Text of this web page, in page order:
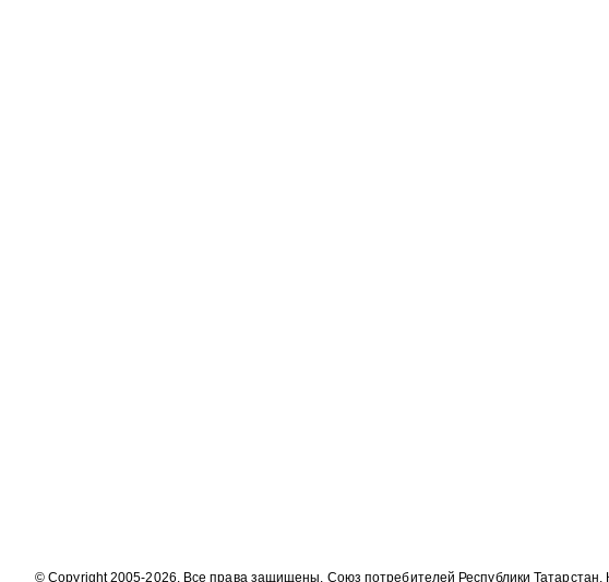
© Copyright 2005-2026. Все права защищены. Союз потребителей Республики